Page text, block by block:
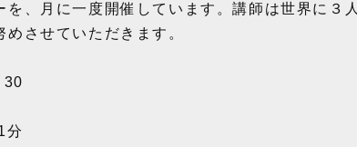
、月に一度開催しています。講師は世界に３
させていただきます。
30
分